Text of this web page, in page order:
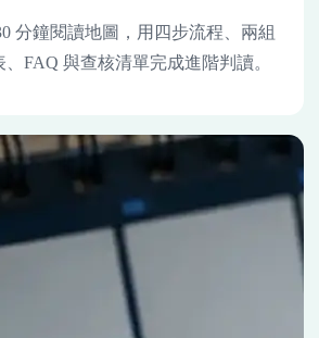
分鐘閱讀地圖，用四步流程、兩組
FAQ 與查核清單完成進階判讀。